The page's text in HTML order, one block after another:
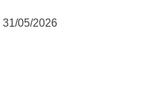
31/05/2026